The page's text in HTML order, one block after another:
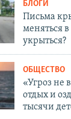
БЛОГИ
Письма
меняться
укрыться?
ОБЩЕСТВО
«Угроз не
отдых и
тысячи